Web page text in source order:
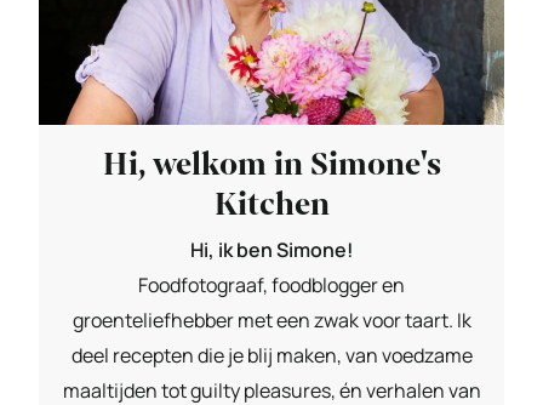
Hi, welkom in Simone's
Kitchen
Hi, ik ben Simone!
Foodfotograaf, foodblogger en
groenteliefhebber met een zwak voor taart. Ik
deel recepten die je blij maken, van voedzame
maaltijden tot guilty pleasures, én verhalen van